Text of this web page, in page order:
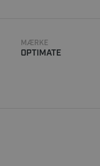
MÆRKE
OPTIMATE